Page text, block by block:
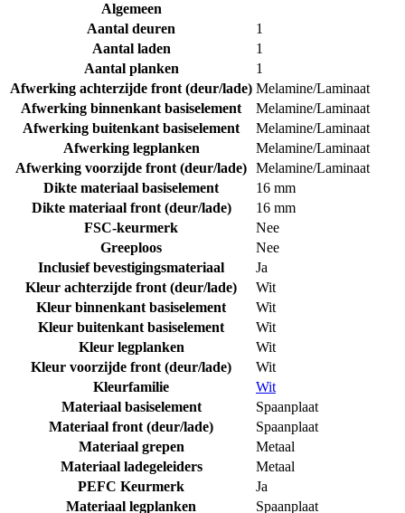
Algemeen
Aantal deuren
1
Aantal laden
1
Aantal planken
1
Afwerking achterzijde front (deur/lade) Melamine/Laminaat
Afwerking binnenkant basiselement
Melamine/Laminaat
Afwerking buitenkant basiselement
Melamine/Laminaat
Afwerking legplanken
Melamine/Laminaat
Afwerking voorzijde front (deur/lade) Melamine/Laminaat
Dikte materiaal basiselement
16 mm
Dikte materiaal front (deur/lade)
16 mm
FSC-keurmerk
Nee
Greeploos
Nee
Inclusief bevestigingsmateriaal
Ja
Kleur achterzijde front (deur/lade)
Wit
Kleur binnenkant basiselement
Wit
Kleur buitenkant basiselement
Wit
Kleur legplanken
Wit
Kleur voorzijde front (deur/lade)
Wit
Kleurfamilie
Wit
Materiaal basiselement
Spaanplaat
Materiaal front (deur/lade)
Spaanplaat
Materiaal grepen
Metaal
Materiaal ladegeleiders
Metaal
PEFC Keurmerk
Ja
Materiaal legplanken
Spaanplaat